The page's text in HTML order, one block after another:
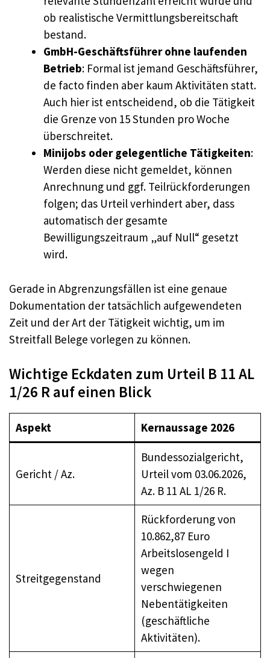
ob realistische Vermittlungsbereitschaft
bestand.
GmbH-Geschäftsführer ohne laufenden
Betrieb: Formal ist jemand Geschäftsführer,
de facto finden aber kaum Aktivitäten statt.
Auch hier ist entscheidend, ob die Tätigkeit
die Grenze von 15 Stunden pro Woche
überschreitet.
Minijobs oder gelegentliche Tätigkeiten:
Werden diese nicht gemeldet, können
Anrechnung und ggf. Teilrückforderungen
folgen; das Urteil verhindert aber, dass
automatisch der gesamte
Bewilligungszeitraum „auf Null“ gesetzt
wird.
Gerade in Abgrenzungsfällen ist eine genaue
Dokumentation der tatsächlich aufgewendeten
Zeit und der Art der Tätigkeit wichtig, um im
Streitfall Belege vorlegen zu können.
Wichtige Eckdaten zum Urteil B 11 AL
1/26 R auf einen Blick
Aspekt Kernaussage 2026
Gericht / Az.
Bundessozialgericht,
Urteil vom 03.06.2026,
Az. B 11 AL 1/26 R.
Streitgegenstand
Rückforderung von
10.862,87 Euro
Arbeitslosengeld I
wegen
verschwiegenen
Nebentätigkeiten
(geschäftliche
Aktivitäten).